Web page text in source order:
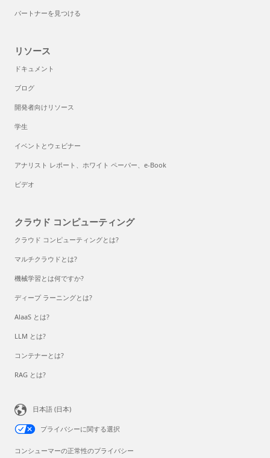
パートナーを見つける
リソース
ドキュメント
ブログ
開発者向けリソース
学生
イベントとウェビナー
アナリスト レポート、ホワイト ペーパー、e-Book
ビデオ
クラウド コンピューティング
クラウド コンピューティングとは?
マルチクラウドとは?
機械学習とは何ですか?
ディープ ラーニングとは?
AlaaS とは?
LLM とは?
コンテナーとは?
RAG とは?
日本語 (日本)
プライバシーに関する選択
コンシューマーの正常性のプライバシー